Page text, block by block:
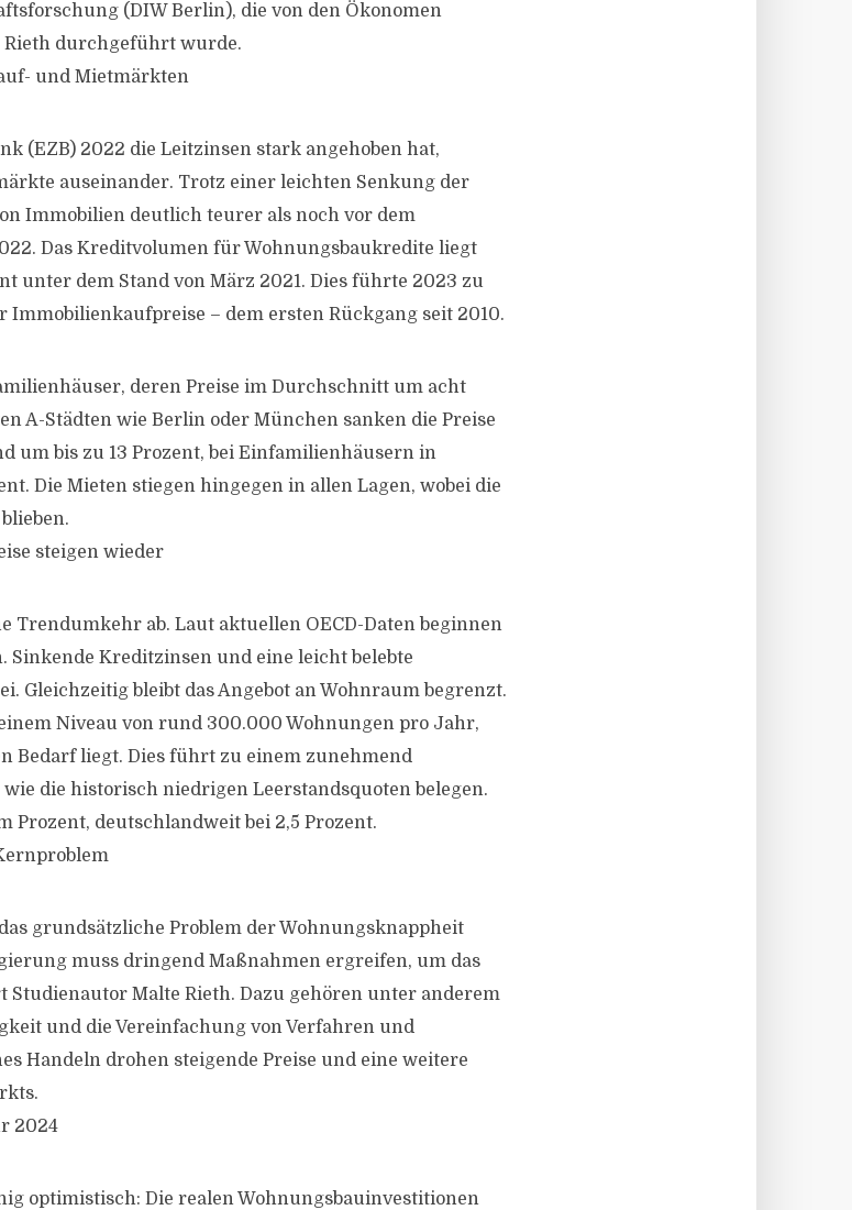
(DIW Berlin), die von den Ökonomen
durchgeführt wurde.
und Mietmärkten
(EZB) 2022 die Leitzinsen stark angehoben hat,
auseinander. Trotz einer leichten Senkung der
Immobilien deutlich teurer als noch vor dem
Das Kreditvolumen für Wohnungsbaukredite liegt
unter dem Stand von März 2021. Dies führte 2023 zu
– dem ersten Rückgang seit 2010.
deren Preise im Durchschnitt um acht
A-Städten wie Berlin oder München sanken die Preise
um bis zu 13 Prozent, bei Einfamilienhäusern in
Die Mieten stiegen hingegen in allen Lagen, wobei die
steigen wieder
Trendumkehr ab. Laut aktuellen OECD-Daten beginnen
Sinkende Kreditzinsen und eine leicht belebte
Gleichzeitig bleibt das Angebot an Wohnraum begrenzt.
Niveau von rund 300.000 Wohnungen pro Jahr,
Bedarf liegt. Dies führt zu einem zunehmend
die historisch niedrigen Leerstandsquoten belegen.
Prozent, deutschlandweit bei 2,5 Prozent.
grundsätzliche Problem der Wohnungsknappheit
muss dringend Maßnahmen ergreifen, um das
Studienautor Malte Rieth. Dazu gehören unter anderem
und die Vereinfachung von Verfahren und
Handeln drohen steigende Preise und eine weitere
2024
optimistisch: Die realen Wohnungsbauinvestitionen